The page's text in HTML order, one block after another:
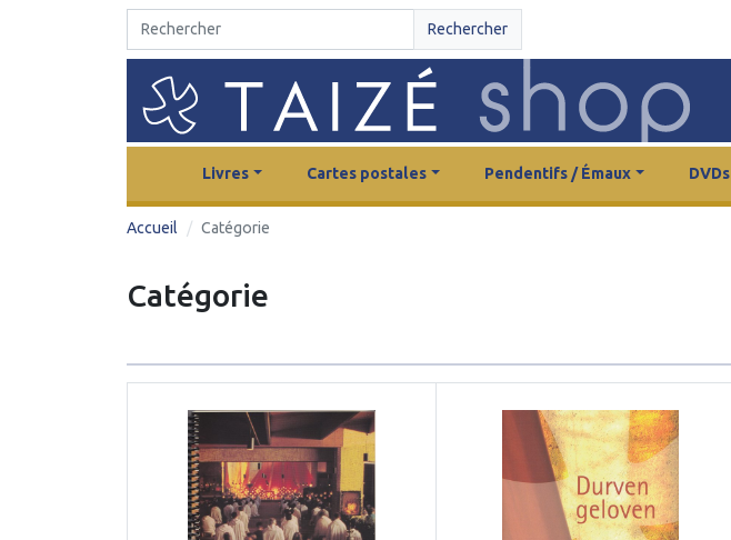
Rechercher
Livres Cartes postales Pendentifs / Émaux DVDs
Accueil Catégorie
Catégorie